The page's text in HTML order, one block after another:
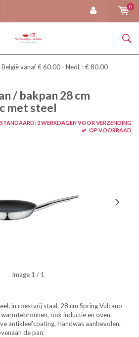
0
vanaf € 60.00 - Nedl. : € 80.00
/ bakpan 28 cm
met steel
STANDAARD: 2 WERKDAGEN VOOR VERZENDING
OP VOORRAAD
Image 1 / 1
in roestvrij staal, 28 cm Spring Vulcano
ook inductie en oven.
antikleefcoating. Handwas aanbevolen.
de pan.